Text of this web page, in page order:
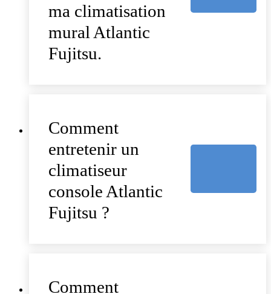
ma climatisation
mural Atlantic
Fujitsu.
Comment
entretenir un
climatiseur
console Atlantic
Fujitsu ?
Comment